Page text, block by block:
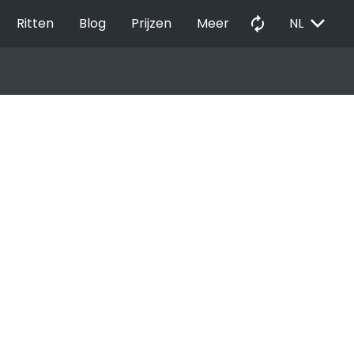
Ritten Blog Prijzen Meer autorenew NL EXPAND_MORE